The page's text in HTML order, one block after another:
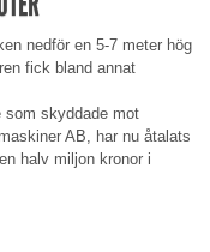
nedför en 5-7 meter hög
fick bland annat
som skyddade mot
AB, har nu åtalats
halv miljon kronor i